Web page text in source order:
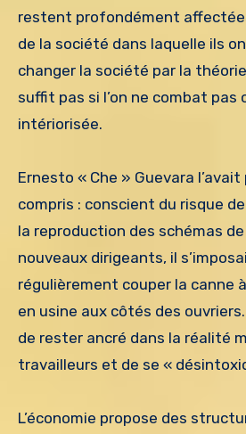
restent profondément
de la société dans laquelle ils
changer la société par la
suffit pas si l’on ne combat
intériorisée.
Ernesto « Che » Guevara
compris : conscient du risque
la reproduction des schémas
nouveaux dirigeants, il
régulièrement couper la canne
en usine aux côtés des
de rester ancré dans la réalité
travailleurs et de se «
L’économie propose des